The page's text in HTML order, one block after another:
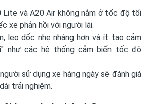
và A20 Air không nằm ở tốc độ tối
xe phản hồi với người lái.
leo dốc nhẹ nhàng hơn và ít tạo cảm
như các hệ thống cảm biến tốc độ
sử dụng xe hàng ngày sẽ đánh giá
trải nghiệm.